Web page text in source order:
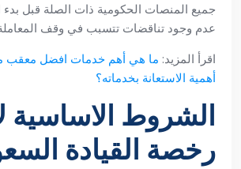
جميع المنصات الحكومية ذات الصلة قبل بدء
عدم وجود تناقضات تتسبب في وقف
اقرأ المزيد: ما هي أهم خدمات افضل معقب
أهمية الاستعانة بخدماته؟
الشروط الاساسية
رخصة القيادة